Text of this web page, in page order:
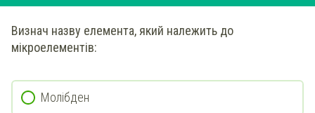
Визнач назву елемента, який належить до
мікроелементів:
Молібден